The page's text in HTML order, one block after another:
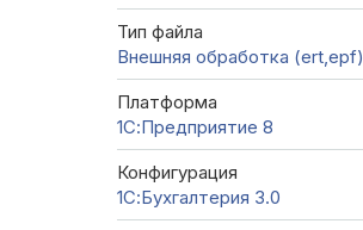
Тип файла
Внешняя обработка (ert,epf)
Платформа
1С:Предприятие 8
Конфигурация
1С:Бухгалтерия 3.0